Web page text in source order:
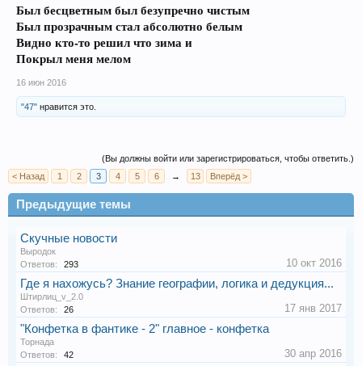
Был бесцветным был безупречно чистым
Был прозрачным стал абсолютно белым
Видно кто-то решил что зима и
Покрыл меня мелом
16 июн 2016
"47" нравится это.
(Вы должны войти или зарегистрироваться, чтобы ответить.)
< Назад
1 2 3 4 5 6 → 13 Вперёд >
Предыдущие темы
Скучные новости
Выродок
Ответов:
293 10 окт 2016
Где я нахожусь? Знание географии, логика и дедукция...
Штирлиц_v_2.0
Ответов:
26 17 янв 2017
"Конфетка в фантике - 2" главное - конфетка
Торнада
Ответов:
42 30 апр 2016